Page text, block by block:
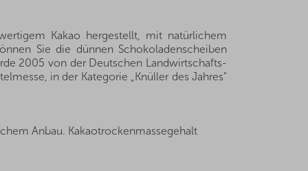
Kakao hergestellt, mit natürlichem
Sie die dünnen Schokoladenscheiben
2005 von der Deutschen Landwirtschafts-
in der Kategorie „Knüller des Jahres"
Anbau. Kakaotrockenmassegehalt